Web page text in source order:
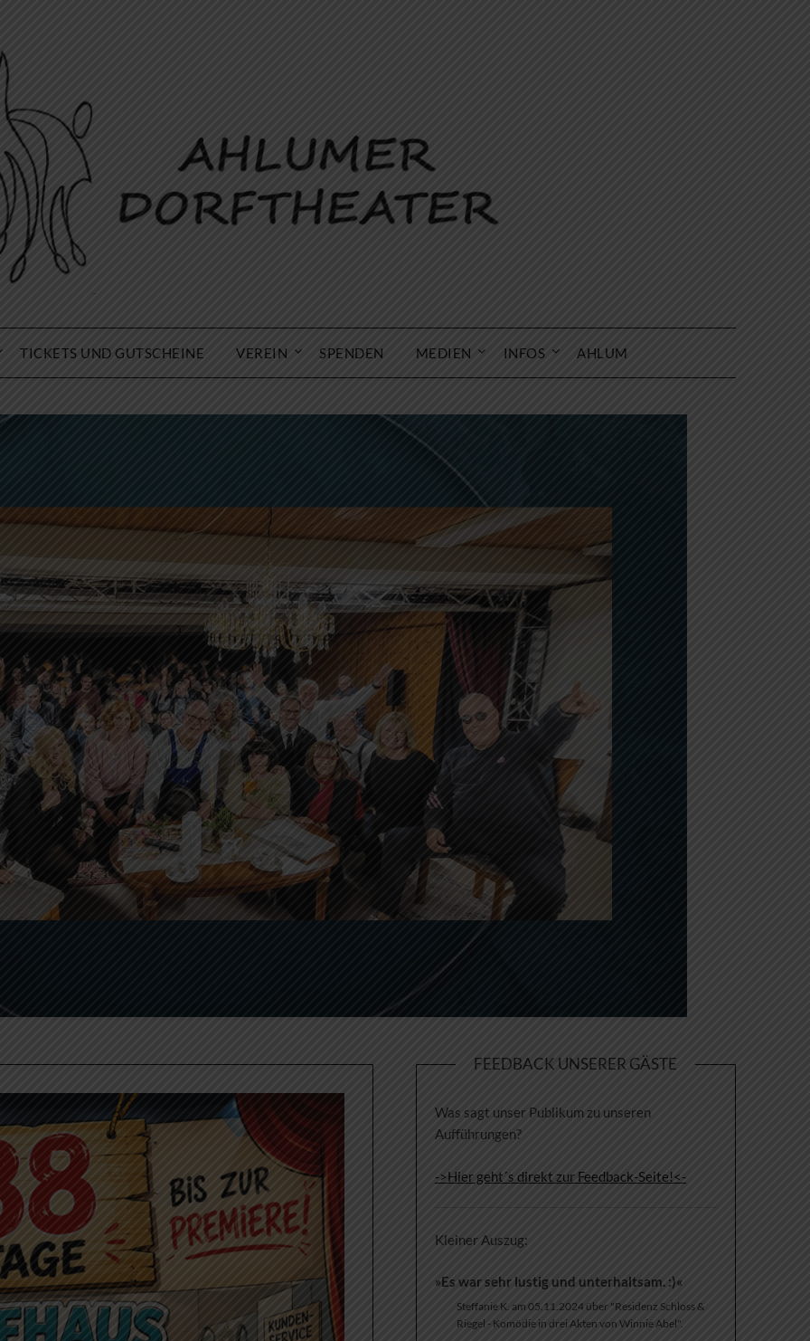
TICKETS UND GUTSCHEINE VEREIN SPENDEN MEDIEN INFOS AHLUM
FEEDBACK UNSERER GÄSTE
Was sagt unser Publikum zu unseren
Aufführungen?
->Hier geht´s direkt zur Feedback-Seite!<-
Kleiner Auszug:
»Es war sehr lustig und unterhaltsam. :)«
Steffanie K. am 05.11.2024 über "Residenz Schloss &
Riegel - Komödie in drei Akten von Winnie Abel".